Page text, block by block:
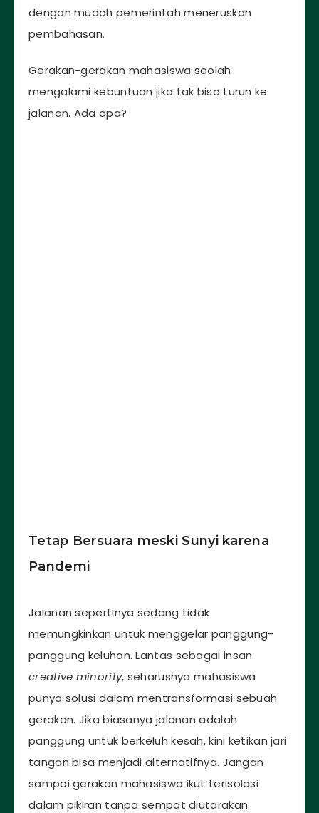
dengan mudah pemerintah meneruskan
pembahasan.
Gerakan-gerakan mahasiswa seolah
mengalami kebuntuan jika tak bisa turun ke
jalanan. Ada apa?
Tetap Bersuara meski Sunyi karena
Pandemi
Jalanan sepertinya sedang tidak
memungkinkan untuk menggelar panggung-
panggung keluhan. Lantas sebagai insan
creative minority, seharusnya mahasiswa
punya solusi dalam mentransformasi sebuah
gerakan. Jika biasanya jalanan adalah
panggung untuk berkeluh kesah, kini ketikan jari
tangan bisa menjadi alternatifnya. Jangan
sampai gerakan mahasiswa ikut terisolasi
dalam pikiran tanpa sempat diutarakan.